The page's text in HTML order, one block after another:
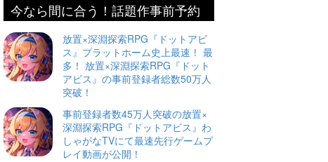
今なら間に合う！話題作事前予約
放置×深淵探索RPG『ドットアビ
ス』プラットホーム史上最速！ 最
多！ 放置×深淵探索RPG『ドット
アビス』の事前登録者総数50万人
突破！
事前登録者数45万人突破の放置×
深淵探索RPG『ドットアビス』わ
しゃがなTVにて最速先行ゲームプ
レイ動画が公開！